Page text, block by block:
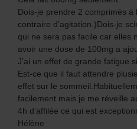
Dois-je prendre 2 comprimés
contraire d’agitation.)Dois-je
qui ne sera pas facile car elles
avoir une dose de 100mg a
J’ai un effet de grande fatigue
Est-ce que il faut attendre
effet sur le
facilement mais je me réveille
4h d’affilée ce qui est
Hélène